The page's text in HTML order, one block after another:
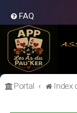
FAQ
Portal Index du